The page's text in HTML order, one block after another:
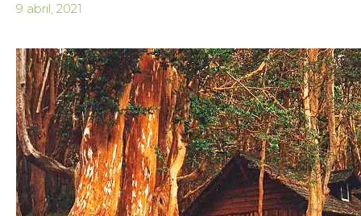
9 abril, 2021